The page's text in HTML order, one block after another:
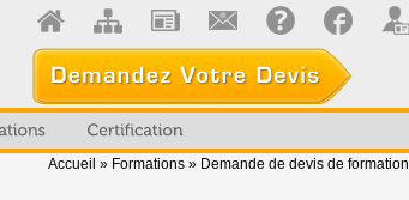
Accueil » Formations » Demande de devis de formation